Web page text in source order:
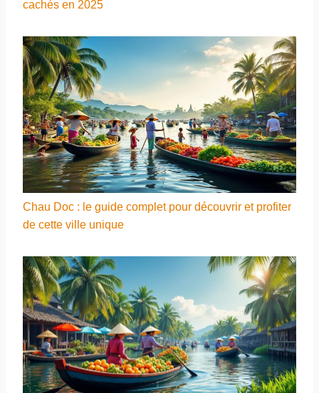
cachés en 2025
Chau Doc : le guide complet pour découvrir et profiter
de cette ville unique